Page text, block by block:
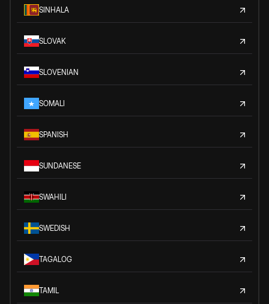
SINHALA
SLOVAK
SLOVENIAN
SOMALI
SPANISH
SUNDANESE
SWAHILI
SWEDISH
TAGALOG
TAMIL